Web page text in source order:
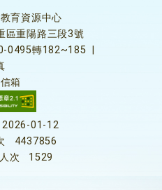
育資源中心
區重陽路三段3號
0495轉182~185
箱
2026-01-12
4437856
次
1529